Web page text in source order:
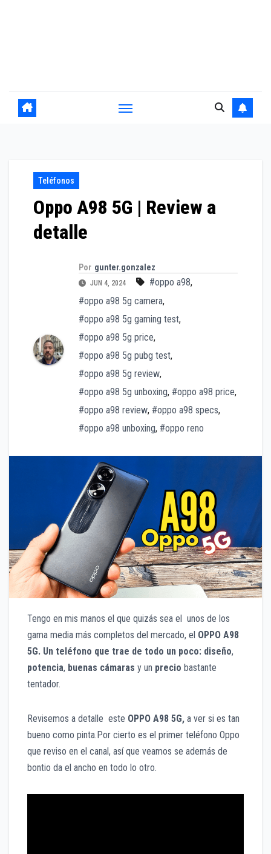
Teléfonos
Oppo A98 5G | Review a
detalle
Por gunter.gonzalez
JUN 4, 2024 #oppo a98,
#oppo a98 5g camera,
#oppo a98 5g gaming test,
#oppo a98 5g price,
#oppo a98 5g pubg test,
#oppo a98 5g review,
#oppo a98 5g unboxing, #oppo a98 price,
#oppo a98 review, #oppo a98 specs,
#oppo a98 unboxing, #oppo reno
Tengo en mis manos el que quizás sea el unos de los
gama media más completos del mercado, el OPPO A98
5G. Un teléfono que trae de todo un poco: diseño,
potencia, buenas cámaras y un precio bastante
tentador.
Revisemos a detalle este OPPO A98 5G, a ver si es tan
bueno como pinta.Por cierto es el primer teléfono Oppo
que reviso en el canal, así que veamos se además de
bontio da el ancho en todo lo otro.